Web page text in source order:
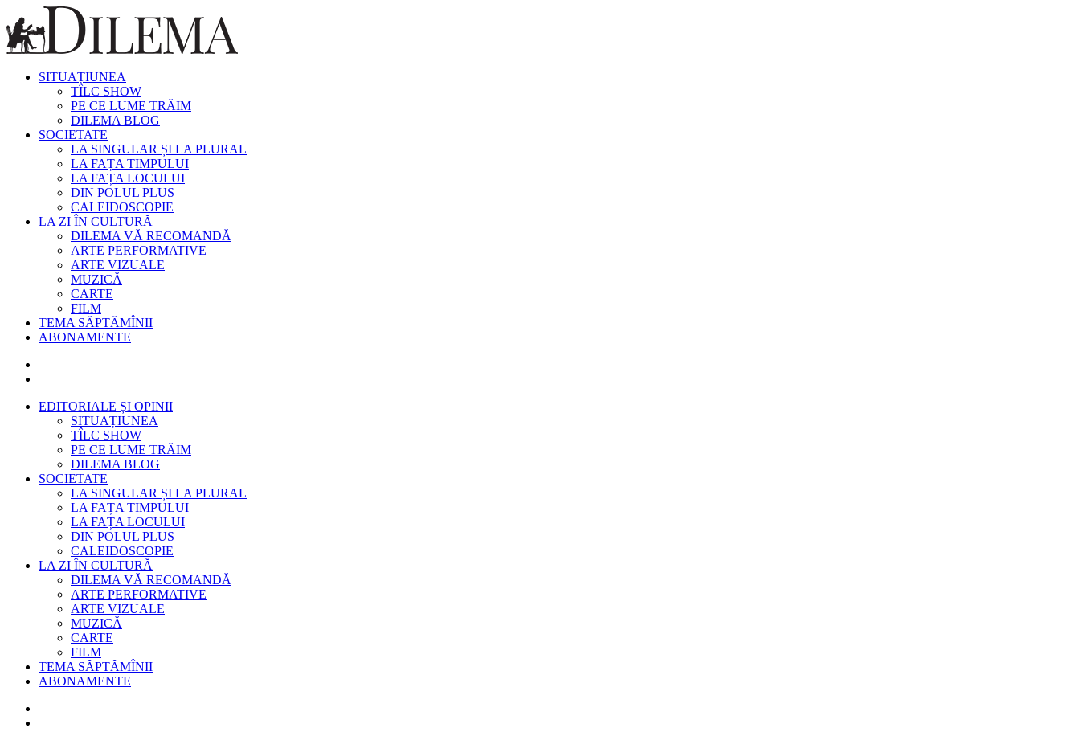
SITUAȚIUNEA
TÎLC SHOW
PE CE LUME TRĂIM
DILEMA BLOG
SOCIETATE
LA SINGULAR ȘI LA PLURAL
LA FAȚA TIMPULUI
LA FAȚA LOCULUI
DIN POLUL PLUS
CALEIDOSCOPIE
LA ZI ÎN CULTURĂ
DILEMA VĂ RECOMANDĂ
ARTE PERFORMATIVE
ARTE VIZUALE
MUZICĂ
CARTE
FILM
TEMA SĂPTĂMÎNII
ABONAMENTE
EDITORIALE ȘI OPINII
SITUAȚIUNEA
TÎLC SHOW
PE CE LUME TRĂIM
DILEMA BLOG
SOCIETATE
LA SINGULAR ȘI LA PLURAL
LA FAȚA TIMPULUI
LA FAȚA LOCULUI
DIN POLUL PLUS
CALEIDOSCOPIE
LA ZI ÎN CULTURĂ
DILEMA VĂ RECOMANDĂ
ARTE PERFORMATIVE
ARTE VIZUALE
MUZICĂ
CARTE
FILM
TEMA SĂPTĂMÎNII
ABONAMENTE